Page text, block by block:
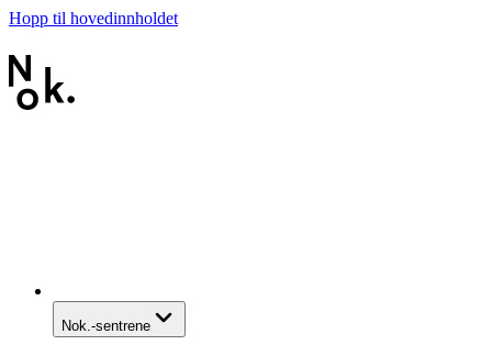
Hopp til hovedinnholdet
Nok.-sentrene